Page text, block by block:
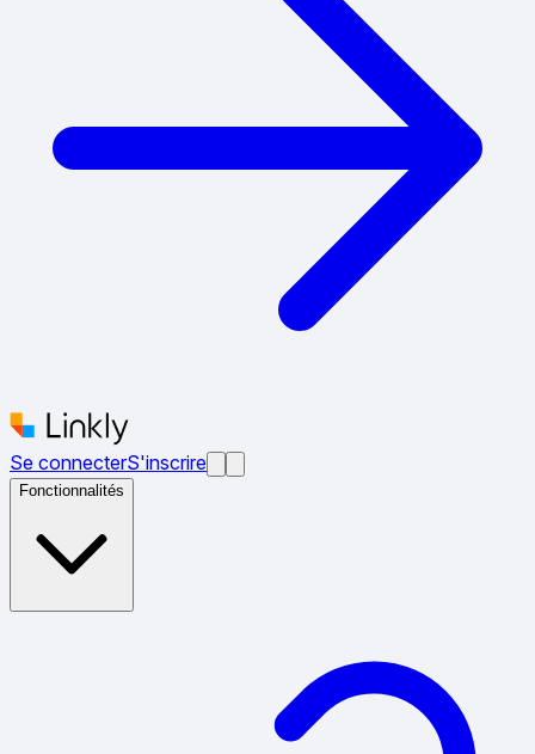
Se connecterS'inscrire
Fonctionnalités